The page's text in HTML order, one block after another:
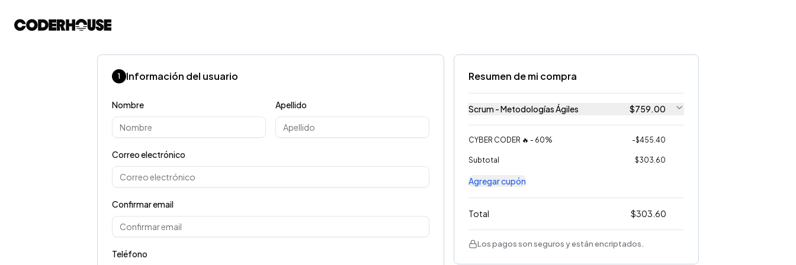
1 Información del usuario
Nombre Apellido
Correo electrónico
Confirmar email
Teléfono
Resumen de mi compra
Scrum - Metodologías Ágiles $759.00
CYBER CODER 🔥 - 60% -$455.40
Subtotal $303.60
Agregar cupón
Total $303.60
Los pagos son seguros y están encriptados.